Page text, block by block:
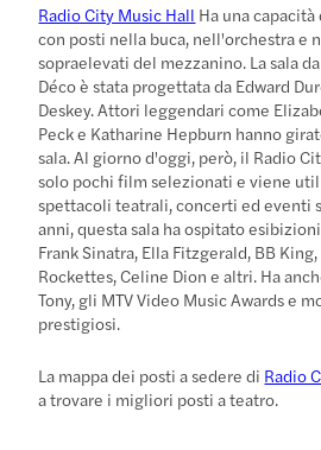
Radio City Music Hall Ha una
con posti nella buca, nell'orchestra e
sopraelevati del mezzanino. La sala
Déco è stata progettata da Edward
Deskey. Attori leggendari come
Peck e Katharine Hepburn hanno
sala. Al giorno d'oggi, però, il Radio
solo pochi film selezionati e viene
spettacoli teatrali, concerti ed eventi
anni, questa sala ha ospitato
Frank Sinatra, Ella Fitzgerald, BB
Rockettes, Celine Dion e altri. Ha
Tony, gli MTV Video Music Awards e
prestigiosi.
La mappa dei posti a sedere di Radio
a trovare i migliori posti a teatro.